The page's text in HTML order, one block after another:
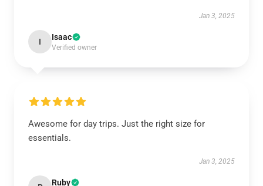
Jan 3, 2025
I Isaac
Verified owner
Awesome for day trips. Just the right size for
essentials.
Jan 3, 2025
Ruby